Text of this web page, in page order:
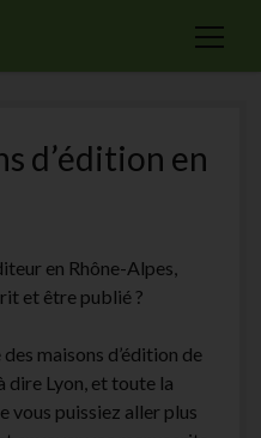
open
d’édition en
en Rhône-Alpes,
et être publié ?
maisons d’édition de
dire Lyon, et toute la
vous puissiez aller plus